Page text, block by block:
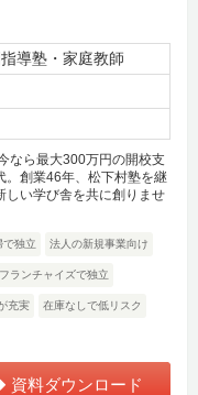
導塾・家庭教師
なら最大300万円の開校支
。創業46年、松下村塾を継
い学び舎を共に創りませ
で独立 法人の新規事業向け
ランチャイズで独立
充実 在庫なしで低リスク
資料ダウンロード